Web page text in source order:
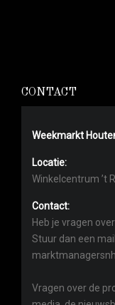
CONTACT
Weekmarkt
Locatie:
Winkelcentrum ’t
Contact:
Heb je vragen
Stuur dan een
Vragen over de